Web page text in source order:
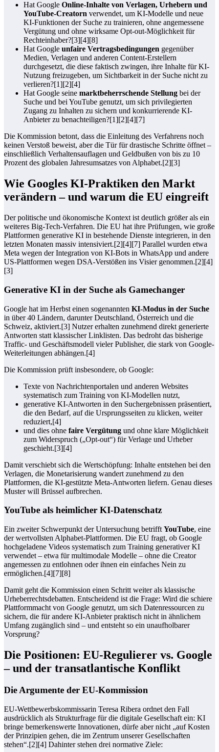
Hat Google Online-Inhalte von Verlagen, Urhebern und
YouTube-Creatorn verwendet, um KI-Modelle und neue
KI-Funktionen der Suche zu trainieren, ohne angemessene
Vergütung und ohne wirksame Opt-out-Möglichkeit für
Rechteinhaber?[3][4][8]
Hat Google unfaire Vertragsbedingungen gegenüber
Medien, Verlagen und anderen Content-Erstellern
durchgesetzt, die diese faktisch zwingen, ihre Inhalte für KI-
Nutzung freizugeben, um Sichtbarkeit in der Suche nicht zu
verlieren?[1][2][4]
Hat Google seine marktbeherrschende Stellung bei der
Suche und bei YouTube genutzt, um sich privilegierten
Zugang zu Inhalten zu sichern und konkurrierende KI-
Anbieter zu benachteiligen?[1][2][4][7]
Die Kommission betont, dass die Einleitung des Verfahrens noch
keinen Verstoß beweist, aber die Tür für drastische Schritte öffnet –
einschließlich Verhaltensauflagen und Geldbußen von bis zu 10
Prozent des globalen Jahresumsatzes von Alphabet.[2][3]
Wie Googles KI-Praktiken den Markt
verändern – und warum die EU eingreift
Der politische und ökonomische Kontext ist deutlich größer als ein
weiteres Big-Tech-Verfahren. Die EU hat ihre Prüfungen, wie große
Plattformen generative KI in bestehende Dienste integrieren, in den
letzten Monaten massiv intensiviert.[2][4][7] Parallel wurden etwa
Meta wegen der Integration von KI-Bots in WhatsApp und andere
US-Plattformen wegen DSA-Verstößen ins Visier genommen.[2][4]
[3]
Generative KI in der Suche als Gamechanger
Google hat im Herbst einen sogenannten KI-Modus in der Suche
in über 40 Ländern, darunter Deutschland, Österreich und die
Schweiz, aktiviert.[3] Nutzer erhalten zunehmend direkt generierte
Antworten statt klassischer Linklisten. Das bedroht das bisherige
Traffic- und Geschäftsmodell vieler Publisher, die stark von Google-
Weiterleitungen abhängen.[4]
Die Kommission prüft insbesondere, ob Google:
Texte von Nachrichtenportalen und anderen Websites
systematisch zum Training von KI-Modellen nutzt,
generative KI-Antworten in den Suchergebnissen präsentiert,
die den Bedarf, auf die Ursprungsseiten zu klicken, weiter
reduziert,[4]
und dies ohne faire Vergütung und ohne klare Möglichkeit
zum Widerspruch („Opt-out“) für Verlage und Urheber
geschieht.[3][4]
Damit verschiebt sich die Wertschöpfung: Inhalte entstehen bei den
Verlagen, die Monetarisierung wandert zunehmend zu den
Plattformen, die KI-gestützte Meta-Antworten liefern. Genau dieses
Muster will Brüssel aufbrechen.
YouTube als heimlicher KI-Datenschatz
Ein zweiter Schwerpunkt der Untersuchung betrifft YouTube, eine
der wertvollsten Alphabet-Plattformen. Die EU fragt, ob Google
hochgeladene Videos systematisch zum Training generativer KI
verwendet – etwa für multimodale Modelle – ohne die Creator
angemessen zu entlohnen oder ihnen ein einfaches Nein zu
ermöglichen.[4][7][8]
Damit geht die Kommission einen Schritt weiter als klassische
Urheberrechtsdebatten. Entscheidend ist die Frage: Wird die schiere
Plattformmacht von Google genutzt, um sich Datenressourcen zu
sichern, die für andere KI-Anbieter praktisch nicht in ähnlichem
Umfang zugänglich sind – und entsteht so ein unaufholbarer
Vorsprung?
Die Positionen: EU-Regulierer vs. Google
– und der transatlantische Konflikt
Die Argumente der EU-Kommission
EU-Wettbewerbskommissarin Teresa Ribera ordnet den Fall
ausdrücklich als Strukturfrage für die digitale Gesellschaft ein: KI
bringe bemerkenswerte Innovationen, dürfe aber nicht „auf Kosten
der Prinzipien gehen, die im Zentrum unserer Gesellschaften
stehen“.[2][4] Dahinter stehen drei normative Ziele: